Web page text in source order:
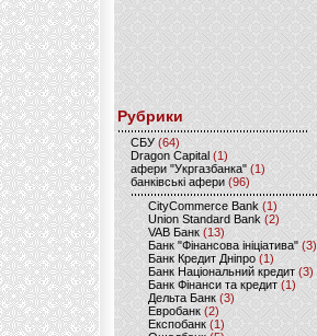
Рубрики
CБУ (64)
Dragon Capital (1)
афери "Укргазбанка" (1)
банківські афери (96)
CityCommerce Bank (1)
Union Standard Bank (2)
VAB Банк (13)
Банк "Фінансова ініціатива" (3)
Банк Кредит Дніпро (1)
Банк Національний кредит (3)
Банк Фінанси та кредит (1)
Дельта Банк (3)
Евробанк(2)
Експобанк (1)